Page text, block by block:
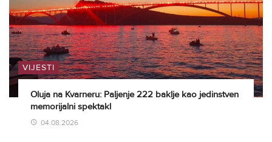
VIJESTI
Oluja na Kvarneru: Paljenje 222 baklje kao jedinstven
memorijalni spektakl
04.08.2026